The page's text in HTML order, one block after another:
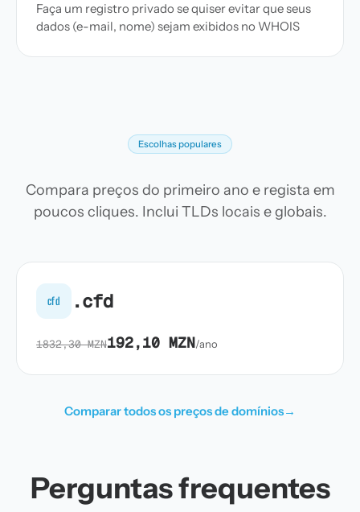
Faça um registro privado se quiser evitar que seus
dados (e-mail, nome) sejam exibidos no WHOIS
Escolhas populares
Compara preços do primeiro ano e regista em
poucos cliques. Inclui TLDs locais e globais.
cfd .cfd
1832,30 MZN192,10 MZN/ano
Comparar todos os preços de domínios→
Perguntas frequentes